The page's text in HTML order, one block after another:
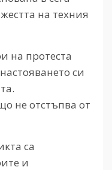
на техния
на протеста
си
не отстъпва от
са
и